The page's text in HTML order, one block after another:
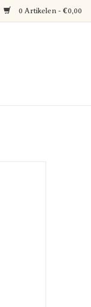
0 Artikelen - €0,00